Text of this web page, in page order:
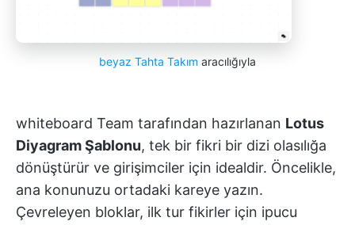
beyaz Tahta Takım aracılığıyla
whiteboard Team tarafından hazırlanan Lotus
Diyagram Şablonu, tek bir fikri bir dizi olasılığa
dönüştürür ve girişimciler için idealdir. Öncelikle,
ana konunuzu ortadaki kareye yazın.
Çevreleyen bloklar, ilk tur fikirler için ipucu